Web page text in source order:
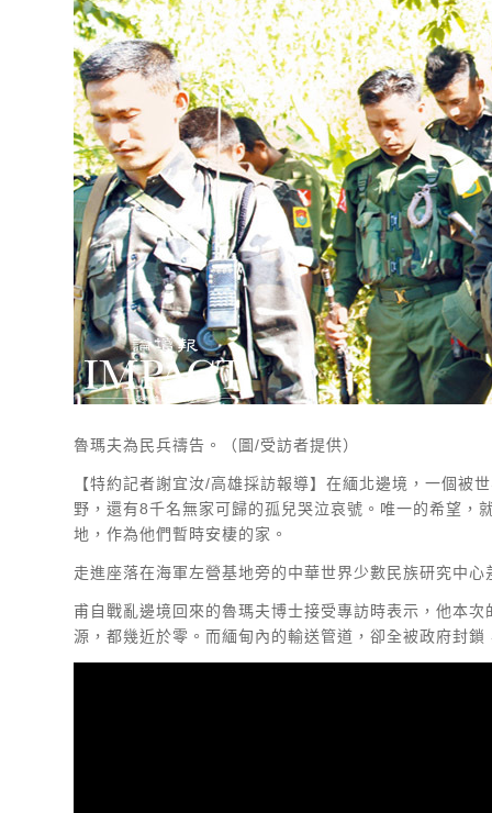
魯瑪夫為民兵禱告。（圖/受訪者提供）
【特約記者謝宜汝/高雄採訪報導】在緬北邊境，一個
野，還有8千名無家可歸的孤兒哭泣哀號。唯一的希望
地，作為他們暫時安棲的家。
走進座落在海軍左營基地旁的中華世界少數民族研究中
甫自戰亂邊境回來的魯瑪夫博士接受專訪時表示，他本
源，都幾近於零。而緬甸內的輸送管道，卻全被政府封